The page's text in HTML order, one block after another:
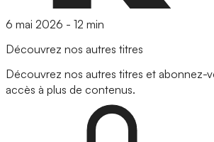
6 mai 2026 - 12 min
Découvrez nos autres titres
Découvrez nos autres titres et abonnez-
accès à plus de contenus.